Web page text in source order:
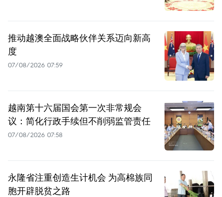
推动越澳全面战略伙伴关系迈向新高
度
07/08/2026 07:59
越南第十六届国会第一次非常规会
议：简化行政手续但不削弱监管责任
07/08/2026 07:58
永隆省注重创造生计机会 为高棉族同
胞开辟脱贫之路